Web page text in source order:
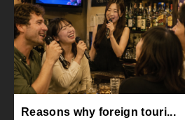
Reasons why foreign touri...